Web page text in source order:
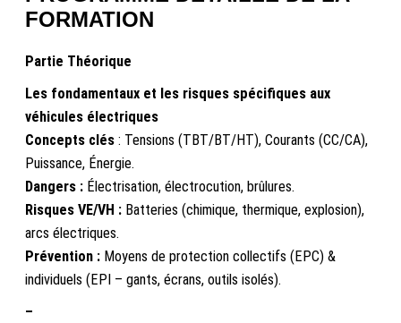
FORMATION
Partie Théorique
Les fondamentaux et les risques spécifiques aux
véhicules électriques
Concepts clés : Tensions (TBT/BT/HT), Courants (CC/CA),
Puissance, Énergie.
Dangers : Électrisation, électrocution, brûlures.
Risques VE/VH : Batteries (chimique, thermique, explosion),
arcs électriques.
Prévention : Moyens de protection collectifs (EPC) &
individuels (EPI – gants, écrans, outils isolés).
–